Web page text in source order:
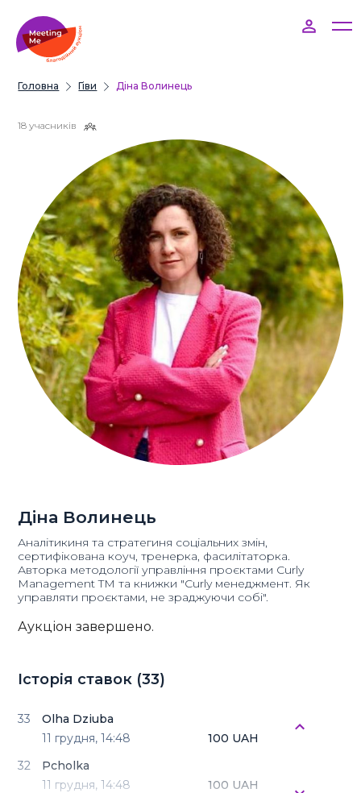
Головна Гіви Діна Волинець
18 учасників
Діна Волинець
Аналітикиня та стратегиня соціальних змін,
сертифікована коуч, тренерка, фасилітаторка.
Авторка методології управління проєктами Curly
Management TM та книжки "Curly менеджмент. Як
управляти проєктами, не зраджуючи собі".
Аукціон завершено.
Історія ставок (33)
33
Olha Dziuba
11 грудня,14:48
100 UAH
32
Pcholka
11 грудня,14:48
100 UAH